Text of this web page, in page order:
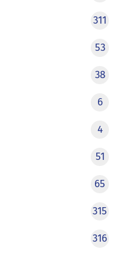
311
53
38
6
4
51
65
315
316